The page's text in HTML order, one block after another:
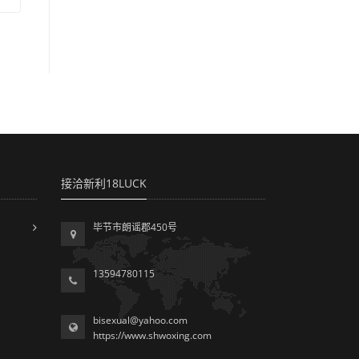
接洽新利18LUCK
毕节市朗谣郡450号
13594780115
bisexual@yahoo.com
https://www.shwoxing.com